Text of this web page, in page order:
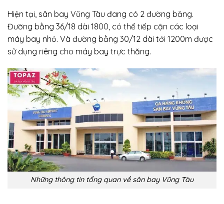
Hiện tại, sân bay Vũng Tàu đang có 2 đường băng.
Đường bằng 36/18 dài 1800, có thể tiếp cận các loại
máy bay nhỏ. Và đường bằng 30/12 dài tới 1200m được
sử dụng riêng cho máy bay trực thăng.
Những thông tin tổng quan về sân bay Vũng Tàu